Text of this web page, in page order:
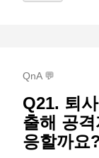
QnA 💬
Q21. 퇴
출해 공
응할까요